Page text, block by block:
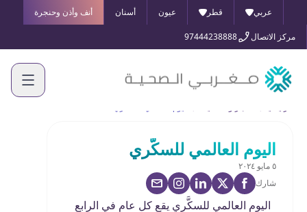
عربي قطر عيون أسنان أنف وأذن وحنجرة
مركز الاتصال 97444238888
اليوم العالمي للسكَّري
٥ مايو ٢٠٢٤
شارك
اليوم العالمي للسكَّري يقع كل عام في الرابع